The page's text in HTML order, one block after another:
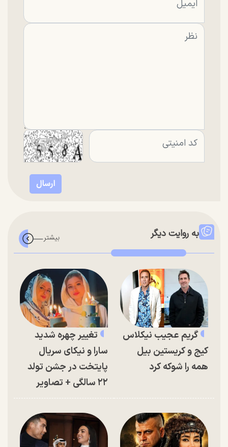
به روایت دیگر
گریم عجیب نیکلاس
کیج و کریستین بیل
همه را شوکه کرد
تغییر چهره شدید
سارا و نیکای سریال
پایتخت در جشن تولد
۲۲ سالگی + تصاویر